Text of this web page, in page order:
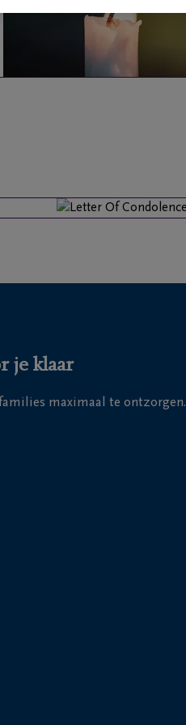
je klaar
maximaal te ontzorgen.